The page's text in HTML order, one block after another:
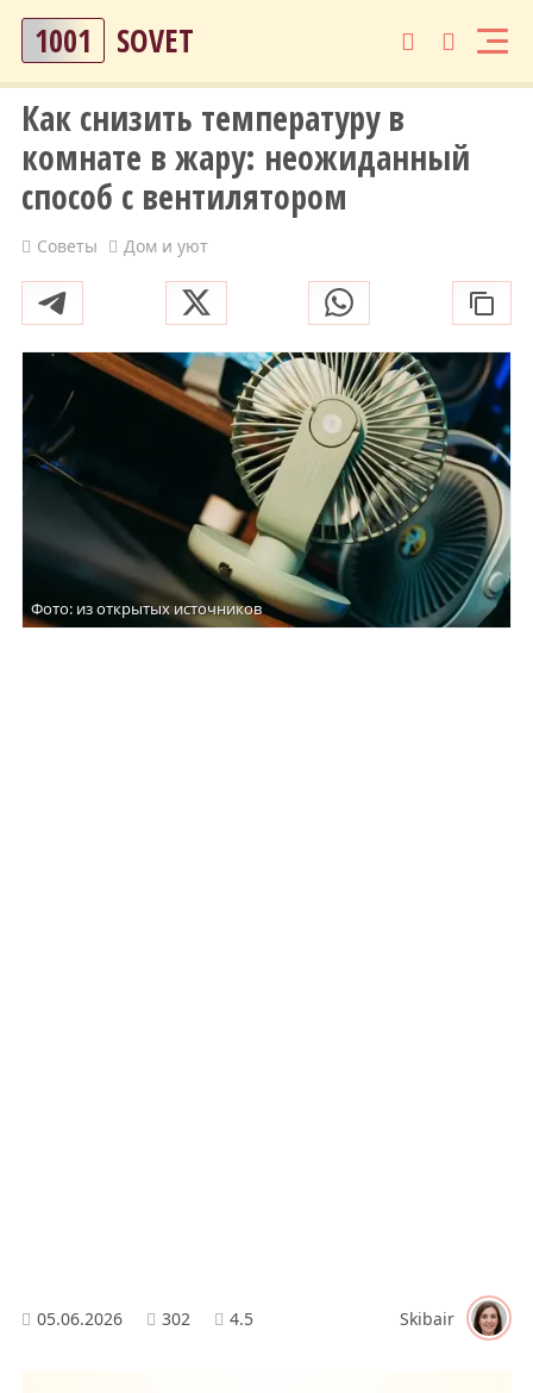
1001 SOVET
Как снизить температуру в
комнате в жару: неожиданный
способ с вентилятором
Советы Дом и уют
Фото: из открытых источников
05.06.2026 302 4.5 Skibair